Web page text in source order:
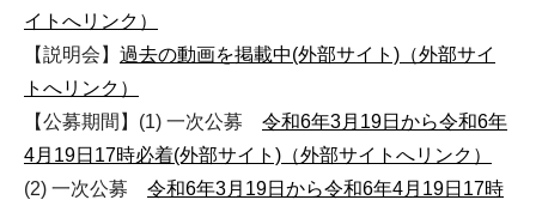
イトへリンク）
【説明会】 過去の動画を掲載中(外部サイト)（外部サイ
トへリンク）
【公募期間】(1) 一次公募 令和6年3月19日から令和6年
4月19日17時必着(外部サイト)（外部サイトへリンク）
(2) 一次公募 令和6年3月19日から令和6年4月19日17時